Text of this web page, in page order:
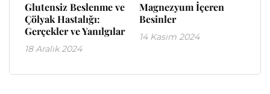
Glutensiz Beslenme ve
Çölyak Hastalığı:
Gerçekler ve Yanılgılar
18 Aralık 2024
Magnezyum İçeren
Besinler
14 Kasım 2024